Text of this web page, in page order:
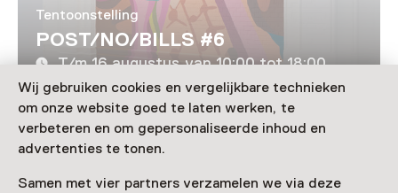
Wij gebruiken cookies en vergelijkbare technieken
om onze website goed te laten werken, te
verbeteren en om gepersonaliseerde inhoud en
advertenties te tonen.
Samen met vier partners verzamelen we via deze
Tentoonstelling
POST/NO/BILLS #6
T/m 16 augustus van 10:00 tot 18:00
Laad meer